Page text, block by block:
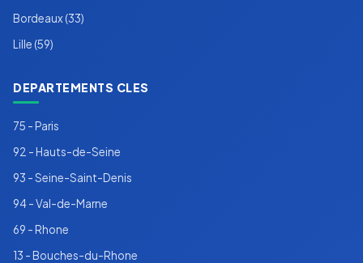
Bordeaux (33)
Lille (59)
DEPARTEMENTS CLES
75 - Paris
92 - Hauts-de-Seine
93 - Seine-Saint-Denis
94 - Val-de-Marne
69 - Rhone
13 - Bouches-du-Rhone